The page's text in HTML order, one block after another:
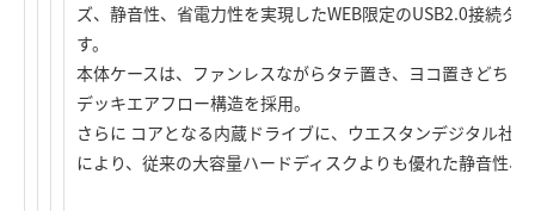
ズ、静音性、省電力性を実現したWEB限定のUSB2.0接続タ
す。
本体ケースは、ファンレスながらタテ置き、ヨコ置きどち
デッキエアフロー構造を採用。
さらに コアとなる内蔵ドライブに、ウエスタンデジタル社
により、従来の大容量ハードディスクよりも優れた静音性